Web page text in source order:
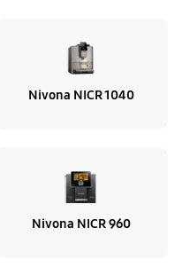
Nivona NICR 1040
Nivona NICR 960